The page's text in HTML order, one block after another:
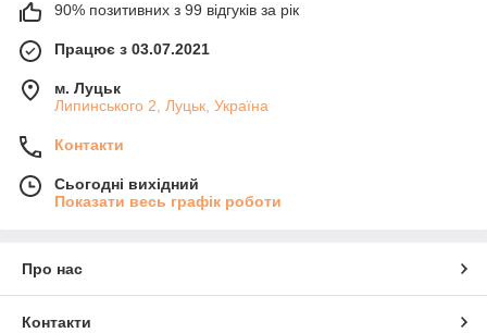
90% позитивних з 99 відгуків за рік
Працює з 03.07.2021
м. Луцьк
Липинського 2, Луцьк, Україна
Контакти
Сьогодні вихідний
Показати весь графік роботи
Про нас
Контакти